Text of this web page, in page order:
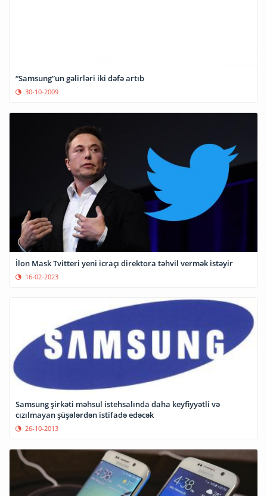
“Samsung”un gəlirləri iki dəfə artıb
30-10-2009
İlon Mask Tvitteri yeni icraçı direktora təhvil vermək istəyir
16-02-2023
Samsung şirkəti məhsul istehsalında daha keyfiyyətli və
cızılmayan şüşələrdən istifadə edəcək
26-10-2013